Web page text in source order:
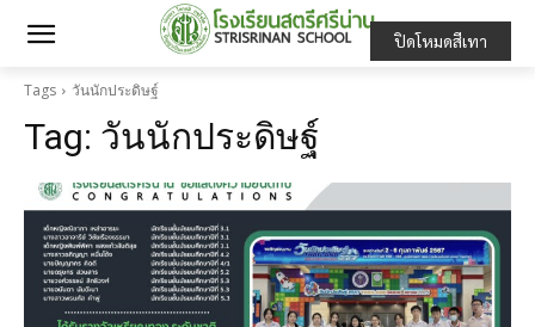
Tags วันนักประดิษฐ์
Tag: วันนักประดิษฐ์
ปิดโหมดสีเทา